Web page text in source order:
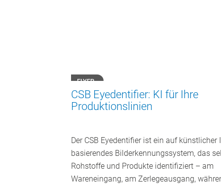
FLYER
CSB Eyedentifier: KI für Ihre
Produktionslinien
Der CSB Eyedentifier ist ein auf künstlicher
basierendes Bilderkennungssystem, das
Rohstoffe und Produkte identifiziert – am
Wareneingang, am Zerlegeausgang,